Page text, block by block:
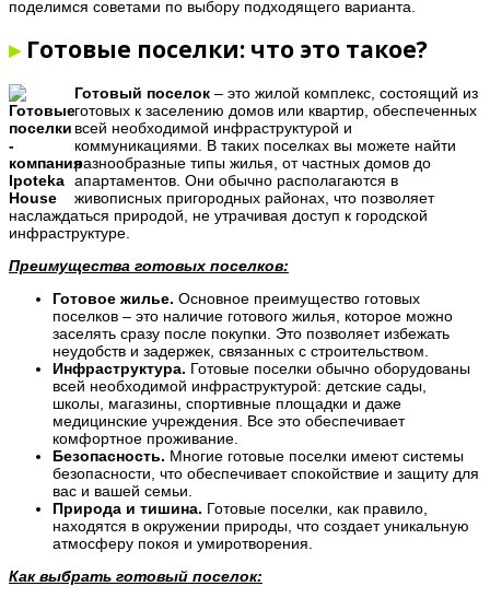
поделимся советами по выбору подходящего варианта.
▸ Готовые поселки: что это такое?
Готовый поселок – это жилой комплекс, состоящий из
готовых к заселению домов или квартир, обеспеченных
всей необходимой инфраструктурой и
коммуникациями. В таких поселках вы можете найти
разнообразные типы жилья, от частных домов до
апартаментов. Они обычно располагаются в
живописных пригородных районах, что позволяет
наслаждаться природой, не утрачивая доступ к городской
инфраструктуре.
Преимущества готовых поселков:
Готовое жилье. Основное преимущество готовых
поселков – это наличие готового жилья, которое можно
заселять сразу после покупки. Это позволяет избежать
неудобств и задержек, связанных с строительством.
Инфраструктура. Готовые поселки обычно оборудованы
всей необходимой инфраструктурой: детские сады,
школы, магазины, спортивные площадки и даже
медицинские учреждения. Все это обеспечивает
комфортное проживание.
Безопасность. Многие готовые поселки имеют системы
безопасности, что обеспечивает спокойствие и защиту для
вас и вашей семьи.
Природа и тишина. Готовые поселки, как правило,
находятся в окружении природы, что создает уникальную
атмосферу покоя и умиротворения.
Как выбрать готовый поселок: